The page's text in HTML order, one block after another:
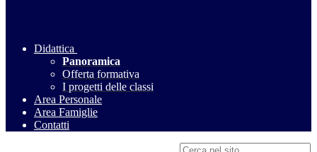
Didattica
Panoramica
Offerta formativa
I progetti delle classi
Area Personale
Area Famiglie
Contatti